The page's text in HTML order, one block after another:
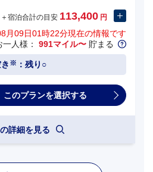
宿泊合計の目安 113,400 円
月09日01時22分現在の情報です
人様： 991マイル〜 貯まる
※ ：残り○
詳細を見る